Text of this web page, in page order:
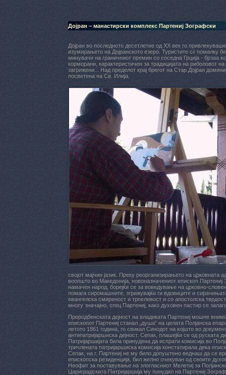
Дојран – манастирски комплекс Партениј Зографски
Дојран во последното десетлетие од XX век го
изумирањето на Дојранското езеро. Туристите сѐ помалку
минувачи на граничниот премин со соседна Грција - брзаа
корморани, карактеристичен за традицијата на риболовот
загрижени... Над пределот крај брегот на Стар Дојран
посветена на Св. Илија.
својот мајчин јазик. Преку реорганизирањето на
воопшто во Македонија, новоназначениот епископ
намачен народ, борејќи се за воведување на црковно-
помага сиромашните, згрижувајќи ги вдовиците и
евангелска смиреност и трпеливост и со апостолска
многу значајно, отец Партениј, како духовен пастир се
Преродбенската дејност на владиката Партениј мошне
епископот Партениј станал „душа“ на целата Полјанска
летото 1861 година, го свикал Синодот на којшто во
антипатријаршиска дејност. Сeпак, плашејќи се од
Патријаршијата била принудена да испрати комисија во
тричлената патријаршиска комисија констатирала дека
Сепак, на г. Партениј не му било допуштено веднаш да се
епископска резиденција, бил желно очекуван од своите
Неофит за поставување на злогласниот Мелетиј за
Цариградската Патријаршија му понудил на Партениј